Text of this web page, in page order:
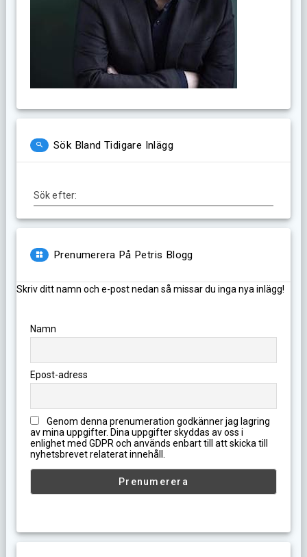
Sök Bland Tidigare Inlägg
Sök efter:
Prenumerera På Petris Blogg
Skriv ditt namn och e-post nedan så missar du inga nya inlägg!
Namn
Epost-adress
Genom denna prenumeration godkänner jag lagring
av mina uppgifter. Dina uppgifter skyddas av oss i
enlighet med GDPR och används enbart till att skicka till
nyhetsbrevet relaterat innehåll.